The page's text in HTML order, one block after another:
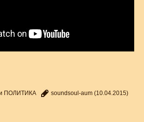
ПОЛИТИКА soundsoul-aum (10.04.2015)